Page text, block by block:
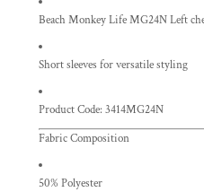
Beach Monkey Life MG24N Left
Short sleeves for versatile styling
Product Code: 3414MG24N
Fabric Composition
50% Polyester